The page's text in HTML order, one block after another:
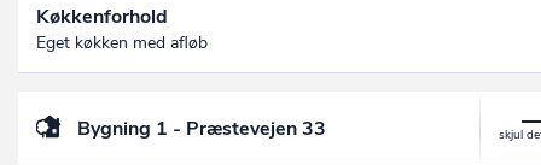
Køkkenforhold
Eget køkken med afløb
Bygning 1 - Præstevejen 33